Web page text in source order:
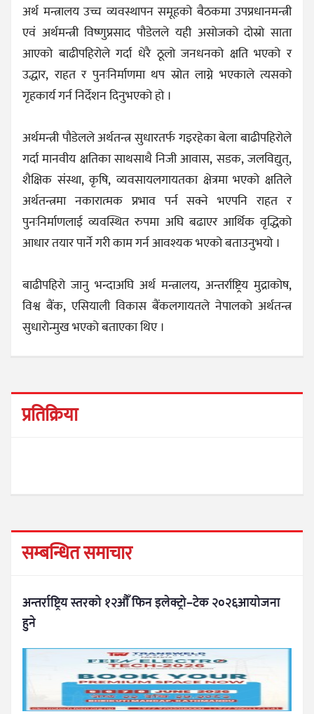
अर्थ मन्त्रालय उच्च व्यवस्थापन समूहको बैठकमा उपप्रधानमन्त्री
एवं अर्थमन्त्री विष्णुप्रसाद पौडेलले यही असोजको दोस्रो साता
आएको बाढीपहिरोले गर्दा धेरै ठूलो जनधनको क्षति भएको र
उद्धार, राहत र पुनःनिर्माणमा थप स्रोत लाग्ने भएकाले त्यसको
गृहकार्य गर्न निर्देशन दिनुभएको हो ।
अर्थमन्त्री पौडेलले अर्थतन्त्र सुधारतर्फ गइरहेका बेला बाढीपहिरोले
गर्दा मानवीय क्षतिका साथसाथै निजी आवास, सडक, जलविद्युत्,
शैक्षिक संस्था, कृषि, व्यवसायलगायतका क्षेत्रमा भएको क्षतिले
अर्थतन्त्रमा नकारात्मक प्रभाव पर्न सक्ने भएपनि राहत र
पुनःनिर्माणलाई व्यवस्थित रुपमा अघि बढाएर आर्थिक वृद्धिको
आधार तयार पार्ने गरी काम गर्न आवश्यक भएको बताउनुभयो ।
बाढीपहिरो जानु भन्दाअघि अर्थ मन्त्रालय, अन्तर्राष्ट्रिय मुद्राकोष,
विश्व बैंक, एसियाली विकास बैंकलगायतले नेपालको अर्थतन्त्र
सुधारोन्मुख भएको बताएका थिए ।
प्रतिक्रिया
सम्बन्धित समाचार
अन्तर्राष्ट्रिय स्तरको १२औँ फिन इलेक्ट्रो–टेक २०२६आयोजना
हुने